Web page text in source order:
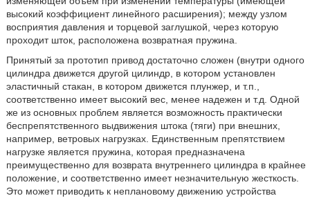
высокий коэффициент линейного расширения); между узлом
восприятия давления и торцевой заглушкой, через которую
проходит шток, расположена возвратная пружина.
Принятый за прототип привод достаточно сложен (внутри одного
цилиндра движется другой цилиндр, в котором установлен
эластичный стакан, в котором движется плунжер, и т.п.,
соответственно имеет высокий вес, менее надежен и т.д. Одной
же из основных проблем является возможность практически
беспрепятственного выдвижения штока (тяги) при внешних,
например, ветровых нагрузках. Единственным препятствием
нагрузке является пружина, которая предназначена
преимущественно для возврата внутреннего цилиндра в крайнее
положение, и соответственно имеет незначительную жесткость.
Это может приводить к неплановому движению устройства